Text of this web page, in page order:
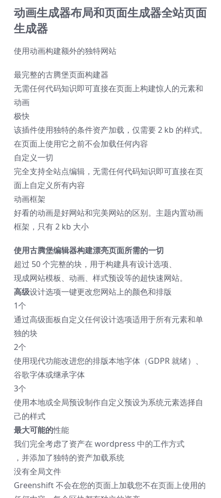
动画生成器布局和页面生成器全站页面
生成器
使用动画构建额外的独特网站
最完整的古腾堡页面构建器
无需任何代码知识即可直接在页面上构建惊人的元素和
动画
极快
该插件使用独特的条件资产加载，仅需要 2 kb 的样式。
在页面上使用它之前不会加载任何内容
自定义一切
完全支持全站点编辑，无需任何代码知识即可直接在页
面上自定义所有内容
动画框架
好看的动画是好网站和完美网站的区别。主题内置动画
框架，只有 2 kb 大小
使用古腾堡编辑器构建漂亮页面所需的一切
超过 50 个完整的块，用于构建具有设计选项、
现成网站模板、动画、样式预设等的超快速网站。
高级设计选项一键更改您网站上的颜色和排版
1个
通过高级面板自定义任何设计选项适用于所有元素和单
独的块
2个
使用现代功能改进您的排版本地字体（GDPR 就绪）、
谷歌字体或继承字体
3个
使用本地或全局预设制作自定义预设为系统元素选择自
己的样式
最大可能的性能
我们完全考虑了资产在 wordpress 中的工作方式
，并添加了独特的资产加载系统
没有全局文件
Greenshift 不会在您的页面上加载您不在页面上使用的